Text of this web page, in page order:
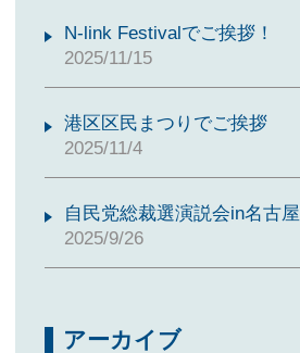
N-link Festivalでご挨拶！
2025/11/15
港区区民まつりでご挨拶
2025/11/4
自民党総裁選演説会in名古屋
2025/9/26
アーカイブ